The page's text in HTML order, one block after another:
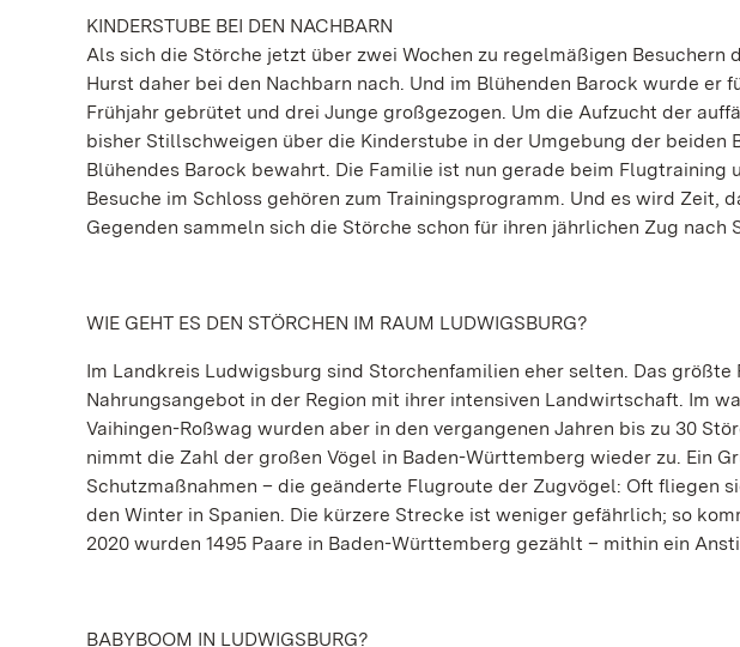
KINDERSTUBE BEI DEN NACHBARN
Als sich die Störche jetzt über zwei Wochen zu regelmäßigen
Hurst daher bei den Nachbarn nach. Und im Blühenden Barock wurde er
Frühjahr gebrütet und drei Junge großgezogen. Um die Aufzucht der
bisher Stillschweigen über die Kinderstube in der Umgebung der beiden
Blühendes Barock bewahrt. Die Familie ist nun gerade beim Flugtraining
Besuche im Schloss gehören zum Trainingsprogramm. Und es wird Zeit,
Gegenden sammeln sich die Störche schon für ihren jährlichen Zug nach
WIE GEHT ES DEN STÖRCHEN IM RAUM LUDWIGSBURG?
Im Landkreis Ludwigsburg sind Storchenfamilien eher selten. Das
Nahrungsangebot in der Region mit ihrer intensiven Landwirtschaft. Im
Vaihingen-Roßwag wurden aber in den vergangenen Jahren bis zu 30
nimmt die Zahl der großen Vögel in Baden-Württemberg wieder zu. Ein
Schutzmaßnahmen – die geänderte Flugroute der Zugvögel: Oft fliegen
den Winter in Spanien. Die kürzere Strecke ist weniger gefährlich; so
2020 wurden 1495 Paare in Baden-Württemberg gezählt – mithin ein
BABYBOOM IN LUDWIGSBURG?